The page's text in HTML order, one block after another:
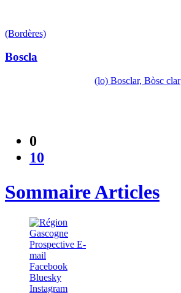
(Bordères)
Boscla
(lo) Bosclar, Bòsc clar
0
10
Sommaire Articles